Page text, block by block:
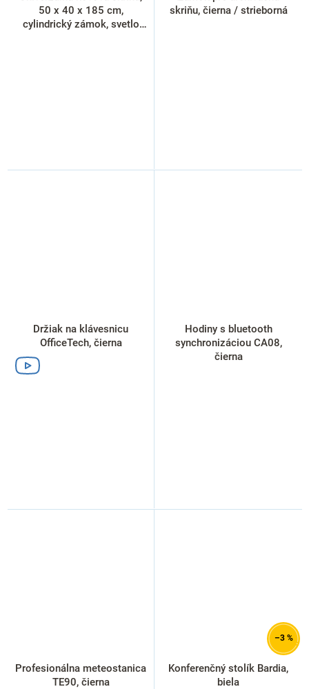
50 x 40 x 185 cm,
cylindrický zámok, svetlo
skriňu, čierna / strieborná
Držiak na klávesnicu
OfficeTech, čierna
Hodiny s bluetooth
synchronizáciou CA08,
čierna
Profesionálna meteostanica
TE90, čierna
–3 %
Konferenčný stolík Bardia,
biela